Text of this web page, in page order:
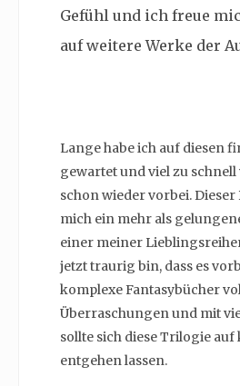
Gefühl und ich freue
auf weitere Werke der
Lange habe ich auf diesen
gewartet und viel zu schnell
schon wieder vorbei.
mich ein mehr als
einer meiner
jetzt traurig bin, dass es
komplexe Fantasybücher
Überraschungen und mit
sollte sich diese Trilogie auf
entgehen lassen.